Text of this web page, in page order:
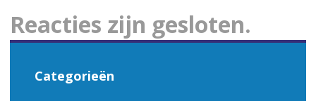
Reacties zijn gesloten.
Categorieën